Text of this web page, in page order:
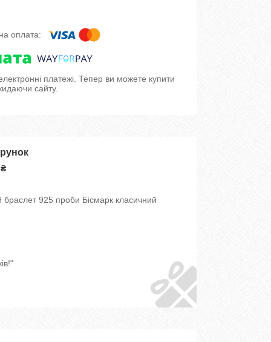
платежі. Тепер ви можете купити
сайту.
925 проби Бісмарк класичний